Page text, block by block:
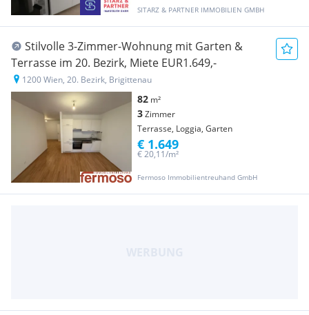
SITARZ & PARTNER IMMOBILIEN GMBH
Stilvolle 3-Zimmer-Wohnung mit Garten &
Terrasse im 20. Bezirk, Miete EUR1.649,-
1200 Wien, 20. Bezirk, Brigittenau
82 m²
3Zimmer
Terrasse, Loggia, Garten
Fermoso Immobilientreuhand GmbH
€ 20,11/m²
€ 1.649